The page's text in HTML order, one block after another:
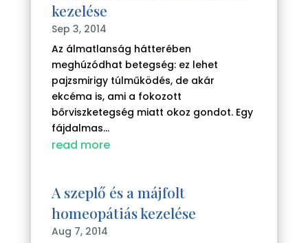
kezelése
Sep 3, 2014
Az álmatlanság hátterében
meghúzódhat betegség: ez lehet
pajzsmirigy túlműködés, de akár
ekcéma is, ami a fokozott
bőrviszketegség miatt okoz gondot. Egy
fájdalmas...
read more
A szeplő és a májfolt
homeopátiás kezelése
Aug 7, 2014